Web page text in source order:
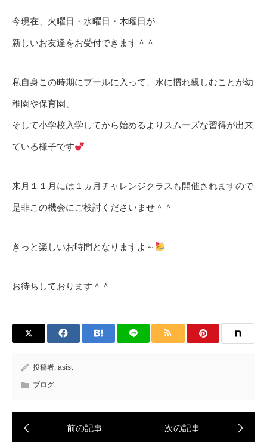
今現在、火曜日・水曜日・木曜日が
新しいお友達をお受付できます＾＾
私自身この時期にプールに入って、水に慣れ親しむことが幼
稚園や保育園、
そして小学校入学してから始めるよりスムーズな習得が出来
ている様子です
来月１１月には１ヵ月チャレンジクラスも開催されますので
是非この機会にご検討くださいませ＾＾
きっと楽しいお時間となりますよ～
お待ちしております＾＾
投稿者: asist
ブログ